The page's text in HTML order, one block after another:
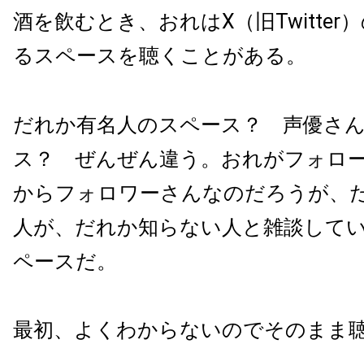
酒を飲むとき、おれはX（旧Twitter
るスペースを聴くことがある。
だれか有名人のスペース？ 声優さ
ス？ ぜんぜん違う。おれがフォロ
からフォロワーさんなのだろうが、
人が、だれか知らない人と雑談して
ペースだ。
最初、よくわからないのでそのまま